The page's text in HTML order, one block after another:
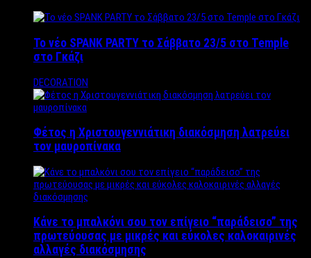
Το νέο SPANK PARTY το Σάββατο 23/5 στο Temple
στο Γκάζι
DECORATION
Φέτος η Χριστουγεννιάτικη διακόσμηση λατρεύει
τον μαυροπίνακα
Κάνε το μπαλκόνι σου τον επίγειο “παράδεισο” της
πρωτεύουσας με μικρές και εύκολες καλοκαιρινές
αλλαγές διακόσμησης